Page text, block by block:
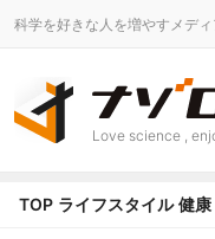
科学を好きな人を増やすメディ
Love science ,
TOP ライフスタイル 健康